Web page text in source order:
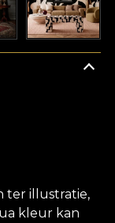
ter illustratie,
kleur kan